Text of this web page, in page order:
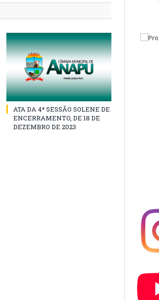
ATA DA 4ª SESSÃO SOLENE DE
ENCERRAMENTO, DE 18 DE
DEZEMBRO DE 2023